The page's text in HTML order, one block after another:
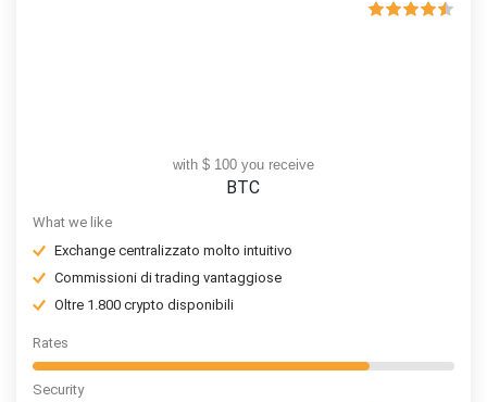
with $ 100 you receive
BTC
What we like
Exchange centralizzato molto intuitivo
Commissioni di trading vantaggiose
Oltre 1.800 crypto disponibili
Rates
Security